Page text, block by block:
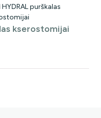
HYDRAL purškalas
kserostomijai